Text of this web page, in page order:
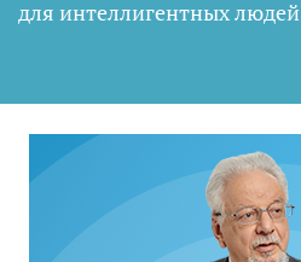
для интеллигентных людей